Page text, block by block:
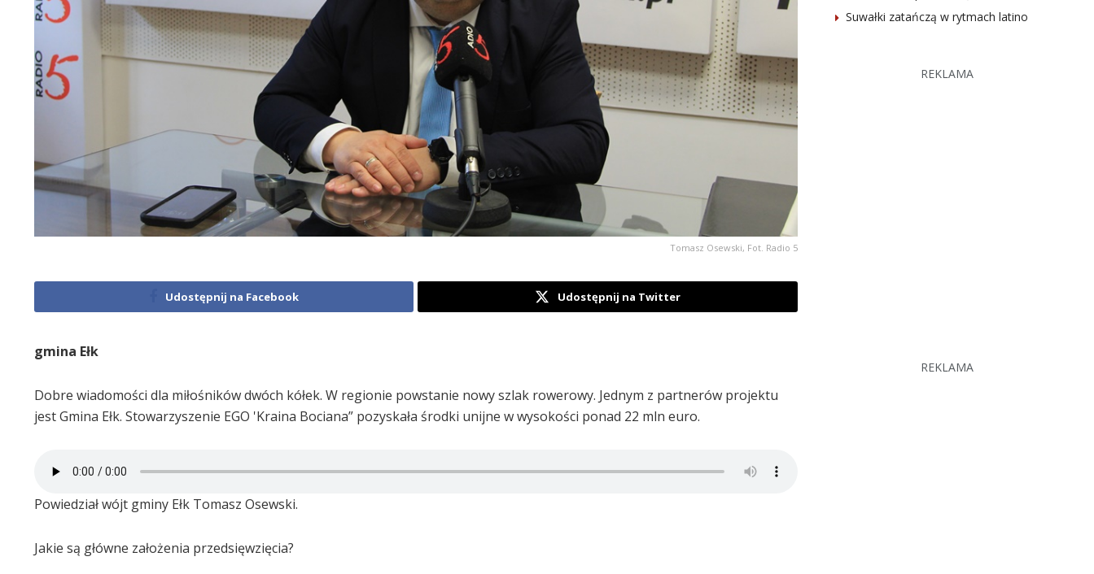
Tomasz Osewski, Fot. Radio 5
Udostępnij na Facebook Udostępnij na Twitter
gmina Ełk
Dobre wiadomości dla miłośników dwóch kółek. W regionie powstanie nowy szlak rowerowy. Jednym z partnerów projektu
jest Gmina Ełk. Stowarzyszenie EGO 'Kraina Bociana” pozyskała środki unijne w wysokości ponad 22 mln euro.
Powiedział wójt gminy Ełk Tomasz Osewski.
Jakie są główne założenia przedsięwzięcia?
Suwałki zatańczą w rytmach latino
REKLAMA
REKLAMA